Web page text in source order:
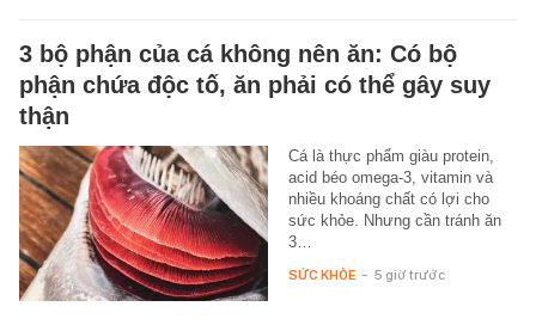
3 bộ phận của cá không nên ăn: Có bộ
phận chứa độc tố, ăn phải có thể gây suy
thận
Cá là thực phẩm giàu protein,
acid béo omega-3, vitamin và
nhiều khoáng chất có lợi cho
sức khỏe. Nhưng cần tránh ăn
3…
SỨC KHỎE - 5 giờ trước